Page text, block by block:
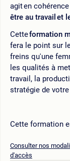
agit en
être au travail et
Cetteformation
fera le point sur
freins qu'une
les qualités à
travail, la
stratégie de
Cette formation
Consulter nos
d'accès